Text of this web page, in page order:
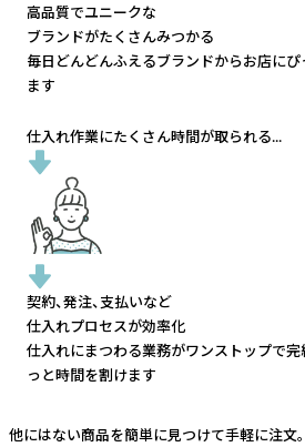
高品質でユニークな
ブランドがたくさんみつかる
毎日どんどんふえるブランドからお店に
ます
仕入れ作業にたくさん時間が取られる...
契約、発注、支払いなど
仕入れプロセスが効率化
仕入れにまつわる業務がワンストップで完
っと時間を割けます
他にはない商品を簡単に見つけて手軽に注文。